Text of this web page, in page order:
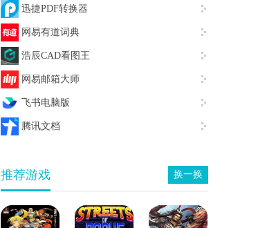
迅捷PDF转换器
网易有道词典
浩辰CAD看图王
网易邮箱大师
飞书电脑版
腾讯文档
推荐游戏 换一换